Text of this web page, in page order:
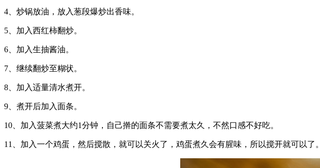
4、炒锅放油，放入葱段爆炒出香味。
5、加入西红柿翻炒。
6、加入生抽酱油。
7、继续翻炒至糊状。
8、加入适量清水煮开。
9、煮开后加入面条。
10、加入菠菜煮大约1分钟，自己擀的面条不需要煮太久，不然口感不好吃。
11、加入一个鸡蛋，然后搅散，就可以关火了，鸡蛋煮久会有腥味，所以搅开就可以了。